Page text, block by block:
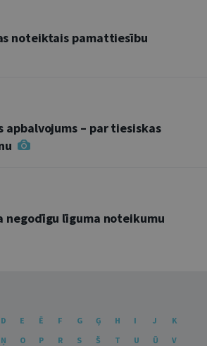
noteiktais pamattiesību
apbalvojums – par tiesiskas
negodīgu līguma noteikumu
D E Ē F G Ģ H I J
K
Ņ O P R S Š T U Ū
V